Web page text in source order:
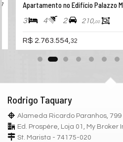
Apartamento no Edifício Palazzo
3 4 2 210,00
R$ 2.763.554,32
Rodrigo Taquary
Alameda Ricardo Paranhos, 799
Ed. Prospère, Loja 01, My Broker
St. Marista - 74175-020